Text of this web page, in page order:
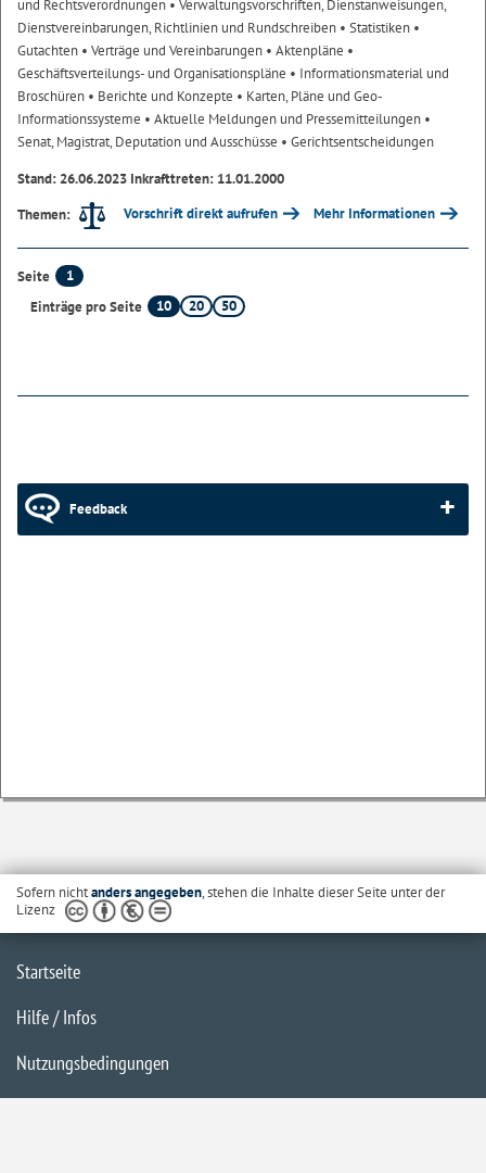
und Rechtsverordnungen • Verwaltungsvorschriften, Dienstanweisungen,
Dienstvereinbarungen, Richtlinien und Rundschreiben • Statistiken •
Gutachten • Verträge und Vereinbarungen • Aktenpläne •
Geschäftsverteilungs- und Organisationspläne • Informationsmaterial und
Broschüren • Berichte und Konzepte • Karten, Pläne und Geo-
Informationssysteme • Aktuelle Meldungen und Pressemitteilungen •
Senat, Magistrat, Deputation und Ausschüsse • Gerichtsentscheidungen
Stand: 26.06.2023 Inkrafttreten: 11.01.2000
Themen:
Vorschrift direkt aufrufen Mehr Informationen
Seite
1
Einträge pro Seite
10 20 50
Feedback
Sofern nichtanders angegeben, stehen die Inhalte dieser Seite unter der
Lizenz
Startseite
Hilfe / Infos
Nutzungsbedingungen